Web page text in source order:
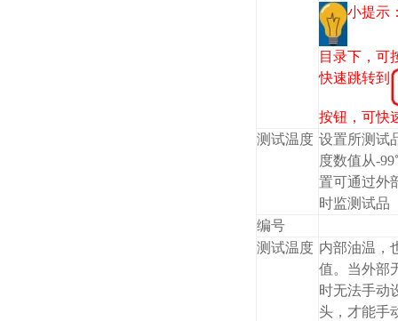
小提示
目录下，可
快速跳转到
按钮，可快
测试温度 设置所测试
度数值从-
置可通过外
时监测试品
编号
测试温度 内部油温，
值。当外部
时无法手动
头，才能手